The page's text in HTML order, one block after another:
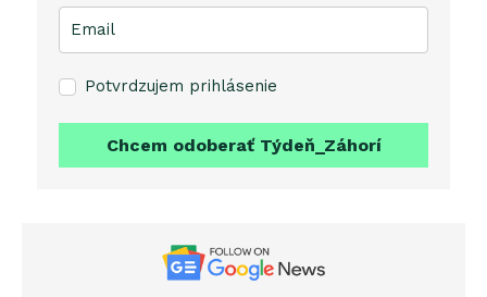
Potvrdzujem prihlásenie
Chcem odoberať Týdeň_Záhorí